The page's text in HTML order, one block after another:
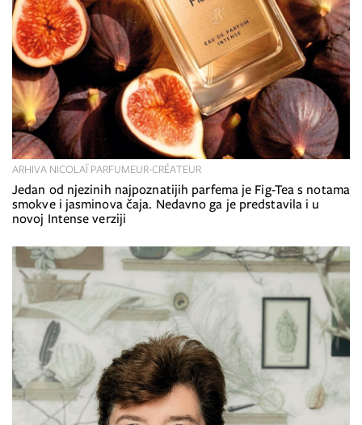
Jedan od njezinih najpoznatijih parfema je Fig-Tea s notama
smokve i jasminova čaja. Nedavno ga je predstavila i u
novoj Intense verziji
ARHIVA NICOLAÏ PARFUMEUR-CRÉATEUR